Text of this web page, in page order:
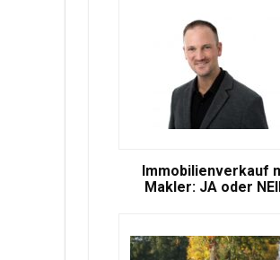
Immobilienverkauf
Makler: JA oder